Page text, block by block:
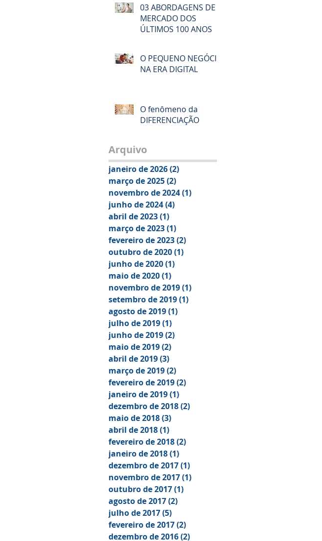
03 ABORDAGENS DE
MERCADO DOS
ÚLTIMOS 100 ANOS
O PEQUENO NEGÓCIO
NA ERA DIGITAL
O fenômeno da
DIFERENCIAÇÃO
Arquivo
janeiro de 2026(2)
março de 2025(2)
novembro de 2024(1)
junho de 2024(4)
abril de 2023(1)
março de 2023(1)
fevereiro de 2023(2)
outubro de 2020(1)
junho de 2020(1)
maio de 2020(1)
novembro de 2019(1)
setembro de 2019(1)
agosto de 2019(1)
julho de 2019(1)
junho de 2019(2)
maio de 2019(2)
abril de 2019(3)
março de 2019(2)
fevereiro de 2019(2)
janeiro de 2019(1)
dezembro de 2018(2)
maio de 2018(3)
abril de 2018(1)
fevereiro de 2018(2)
janeiro de 2018(1)
dezembro de 2017(1)
novembro de 2017(1)
outubro de 2017(1)
agosto de 2017(2)
julho de 2017(5)
fevereiro de 2017(2)
dezembro de 2016(2)